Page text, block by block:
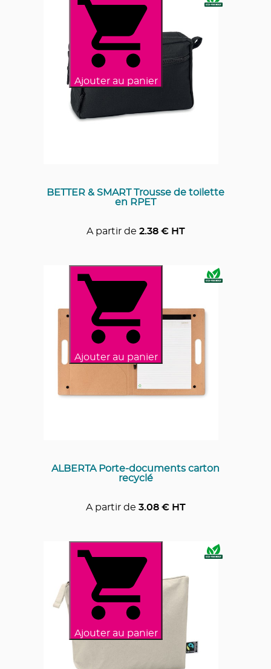
Ajouter au panier
BETTER & SMART Trousse de toilette
en RPET
A partir de 2.38€ HT
Ajouter au panier
ALBERTA Porte-documents carton
recyclé
A partir de 3.08€ HT
Ajouter au panier